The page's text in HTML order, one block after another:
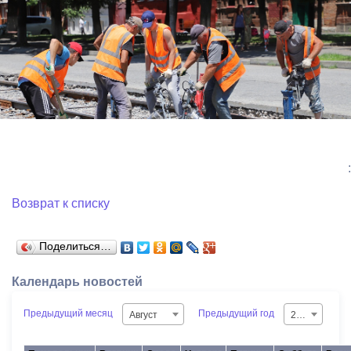
:
Возврат к списку
Поделиться…
Календарь новостей
Предыдущий месяц Август Предыдущий год